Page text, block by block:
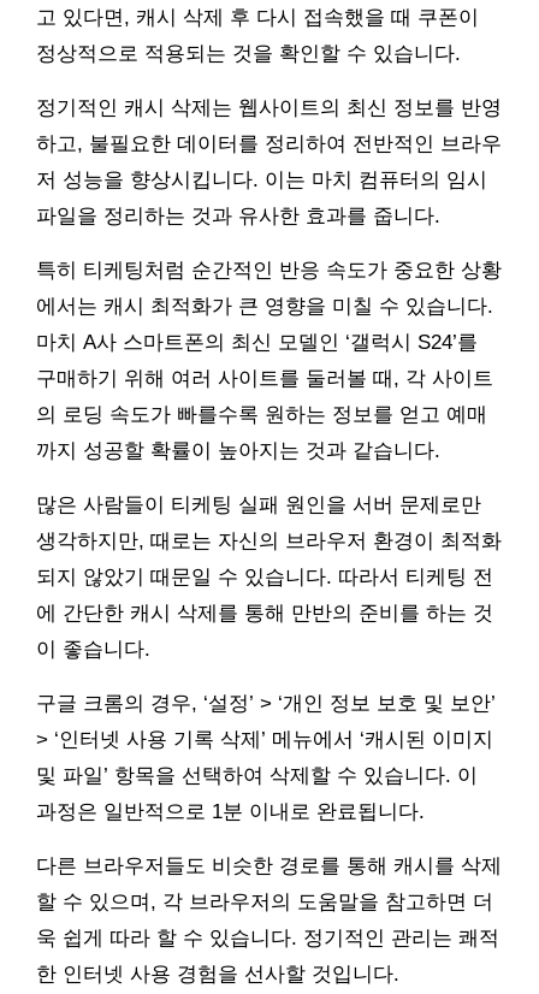
고 있다면, 캐시 삭제 후 다시 접속했을 때 쿠폰이
정상적으로 적용되는 것을 확인할 수 있습니다.
정기적인 캐시 삭제는 웹사이트의 최신 정보를 반영
하고, 불필요한 데이터를 정리하여 전반적인 브라우
저 성능을 향상시킵니다. 이는 마치 컴퓨터의 임시
파일을 정리하는 것과 유사한 효과를 줍니다.
특히 티케팅처럼 순간적인 반응 속도가 중요한 상황
에서는 캐시 최적화가 큰 영향을 미칠 수 있습니다.
마치 A사 스마트폰의 최신 모델인 ‘갤럭시 S24’를
구매하기 위해 여러 사이트를 둘러볼 때, 각 사이트
의 로딩 속도가 빠를수록 원하는 정보를 얻고 예매
까지 성공할 확률이 높아지는 것과 같습니다.
많은 사람들이 티케팅 실패 원인을 서버 문제로만
생각하지만, 때로는 자신의 브라우저 환경이 최적화
되지 않았기 때문일 수 있습니다. 따라서 티케팅 전
에 간단한 캐시 삭제를 통해 만반의 준비를 하는 것
이 좋습니다.
구글 크롬의 경우, ‘설정’ > ‘개인 정보 보호 및 보안’
> ‘인터넷 사용 기록 삭제’ 메뉴에서 ‘캐시된 이미지
및 파일’ 항목을 선택하여 삭제할 수 있습니다. 이
과정은 일반적으로 1분 이내로 완료됩니다.
다른 브라우저들도 비슷한 경로를 통해 캐시를 삭제
할 수 있으며, 각 브라우저의 도움말을 참고하면 더
욱 쉽게 따라 할 수 있습니다. 정기적인 관리는 쾌적
한 인터넷 사용 경험을 선사할 것입니다.